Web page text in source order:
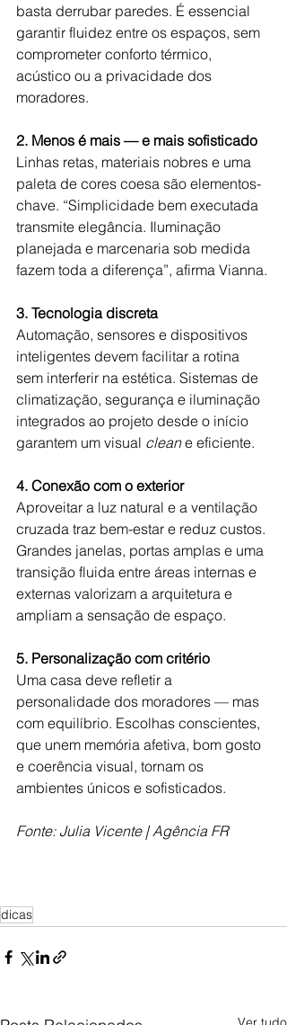
basta derrubar paredes. É essencial
garantir fluidez entre os espaços, sem
comprometer conforto térmico,
acústico ou a privacidade dos
moradores.
2. Menos é mais — e mais sofisticado
Linhas retas, materiais nobres e uma
paleta de cores coesa são elementos-
chave. “Simplicidade bem executada
transmite elegância. Iluminação
planejada e marcenaria sob medida
fazem toda a diferença”, afirma Vianna.
3. Tecnologia discreta
Automação, sensores e dispositivos
inteligentes devem facilitar a rotina
sem interferir na estética. Sistemas de
climatização, segurança e iluminação
integrados ao projeto desde o início
garantem um visual clean e eficiente.
4. Conexão com o exterior
Aproveitar a luz natural e a ventilação
cruzada traz bem-estar e reduz custos.
Grandes janelas, portas amplas e uma
transição fluida entre áreas internas e
externas valorizam a arquitetura e
ampliam a sensação de espaço.
5. Personalização com critério
Uma casa deve refletir a
personalidade dos moradores — mas
com equilíbrio. Escolhas conscientes,
que unem memória afetiva, bom gosto
e coerência visual, tornam os
ambientes únicos e sofisticados.
Fonte: Julia Vicente | Agência FR
dicas